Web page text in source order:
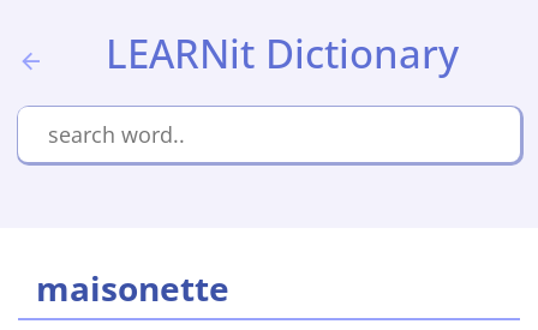
LEARNit Dictionary
maisonette